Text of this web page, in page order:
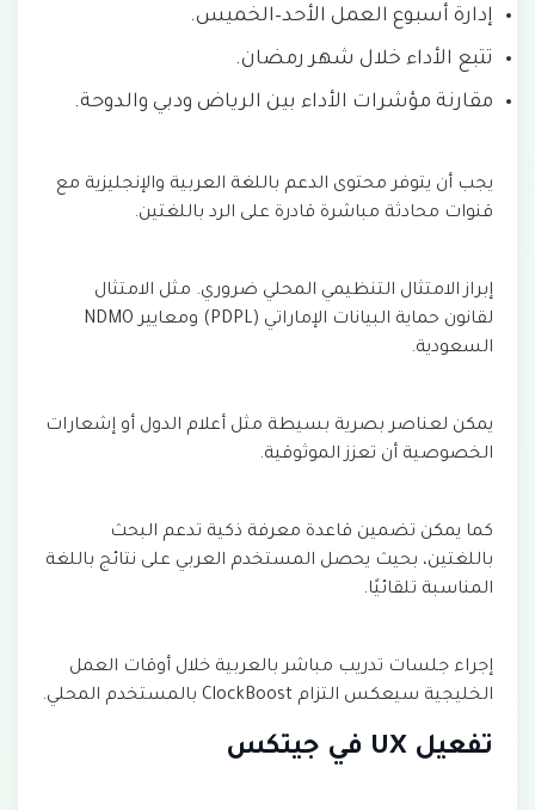
إدارة أسبوع العمل الأحد–الخميس.
تتبع الأداء خلال شهر رمضان.
مقارنة مؤشرات الأداء بين الرياض ودبي والدوحة.
يجب أن يتوفر محتوى الدعم باللغة العربية والإنجليزية مع
قنوات محادثة مباشرة قادرة على الرد باللغتين.
إبراز الامتثال التنظيمي المحلي ضروري. مثل الامتثال
لقانون حماية البيانات الإماراتي (PDPL) ومعايير NDMO
السعودية.
يمكن لعناصر بصرية بسيطة مثل أعلام الدول أو إشعارات
الخصوصية أن تعزز الموثوقية.
كما يمكن تضمين قاعدة معرفة ذكية تدعم البحث
باللغتين، بحيث يحصل المستخدم العربي على نتائج باللغة
المناسبة تلقائيًا.
إجراء جلسات تدريب مباشر بالعربية خلال أوقات العمل
الخليجية سيعكس التزام ClockBoost بالمستخدم المحلي.
تفعيل UX في جيتكس